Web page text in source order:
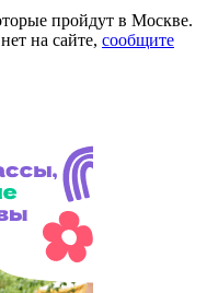
пройдут в Москве.
на сайте, сообщите